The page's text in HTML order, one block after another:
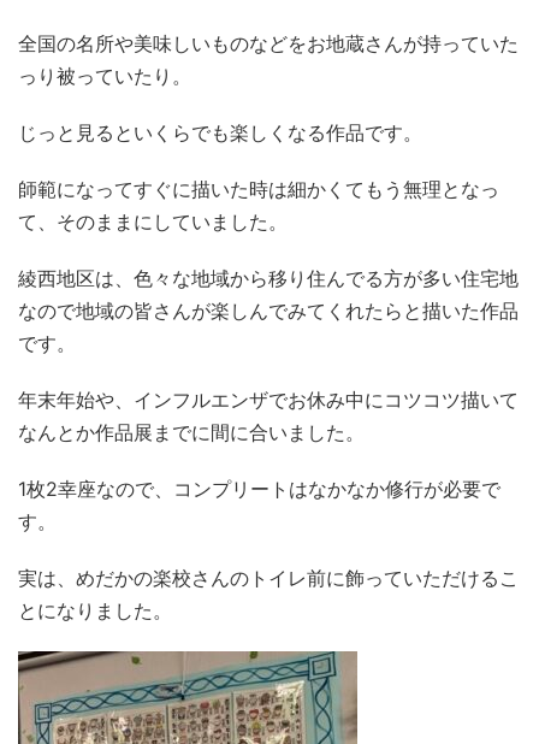
全国の名所や美味しいものなどをお地蔵さんが持っていた
っり被っていたり。
じっと見るといくらでも楽しくなる作品です。
師範になってすぐに描いた時は細かくてもう無理となっ
て、そのままにしていました。
綾西地区は、色々な地域から移り住んでる方が多い住宅地
なので地域の皆さんが楽しんでみてくれたらと描いた作品
です。
年末年始や、インフルエンザでお休み中にコツコツ描いて
なんとか作品展までに間に合いました。
1枚2幸座なので、コンプリートはなかなか修行が必要で
す。
実は、めだかの楽校さんのトイレ前に飾っていただけるこ
とになりました。